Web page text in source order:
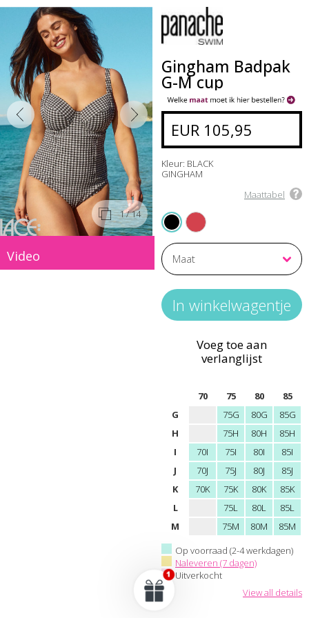
1/ 14
Video
Gingham Badpak
G-M cup
EUR 105,95
Kleur: BLACK
GINGHAM
Maattabel
Voeg toe aan
verlanglijst
70 75 80
85
G
75G 80G
85G
H
75H 80H
85H
I
70I 75I 80I
85I
J
70J 75J 80J
85J
K
70K 75K 80K
85K
L
75L 80L
85L
M
75M 80M
85M
Op voorraad (2-4 werkdagen)
Naleveren (7 dagen)
Uitverkocht
View all details